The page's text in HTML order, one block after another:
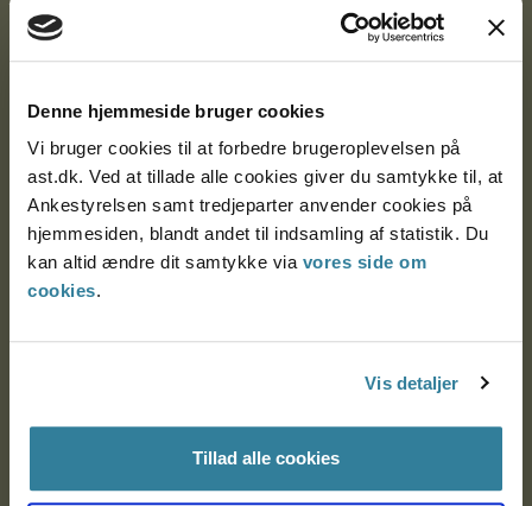
Denne hjemmeside bruger cookies
Vi bruger cookies til at forbedre brugeroplevelsen på
ast.dk. Ved at tillade alle cookies giver du samtykke til, at
Ankestyrelsen samt tredjeparter anvender cookies på
hjemmesiden, blandt andet til indsamling af statistik. Du
kan altid ændre dit samtykke via vores side om
cookies.
Vis detaljer
Tillad alle cookies
Nytorv 7, 2. sal
9000 Aalborg
Ankestyrelsen Aalborg
Ankestyrelsen København
CVR: 1007 4002
Om Ankestyrelsen